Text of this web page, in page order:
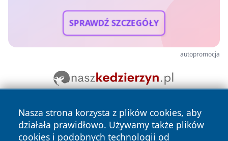
SPRAWDŹ SZCZEGÓŁY
autopromocja
Nasza strona korzysta z plików cookies, aby
działała prawidłowo. Używamy także plików
cookies i podobnych technologii od